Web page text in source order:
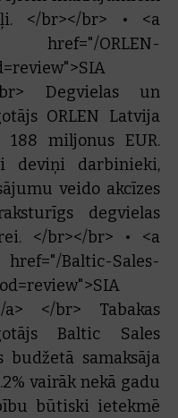
</br></br> • <a
ORLEN-
br> Degvielas un
ORLEN Latvija
188 miljonus EUR.
deviņi darbinieki,
veido akcīzes
degvielas
</br></br> • <a
Baltic-Sales-
</br> Tabakas
Baltic Sales
budžetā samaksāja
vairāk nekā gadu
būtiski ietekmē